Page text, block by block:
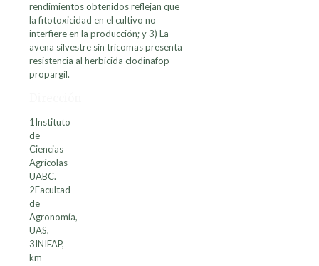
rendimientos obtenidos reflejan que
la fitotoxicidad en el cultivo no
interfiere en la producción; y 3) La
avena silvestre sin tricomas presenta
resistencia al herbicida clodinafop-
propargil.
1Instituto
de
Ciencias
Agrícolas-
UABC.
2Facultad
de
Agronomía,
UAS,
3INIFAP,
km